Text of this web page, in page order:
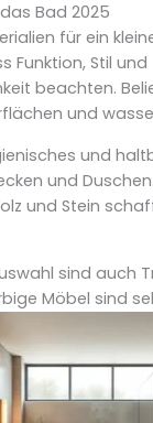
Bad 2025
für ein
Funktion, Stil und
beachten.
und
und
und Duschen.
und Stein
sind auch
Möbel sind